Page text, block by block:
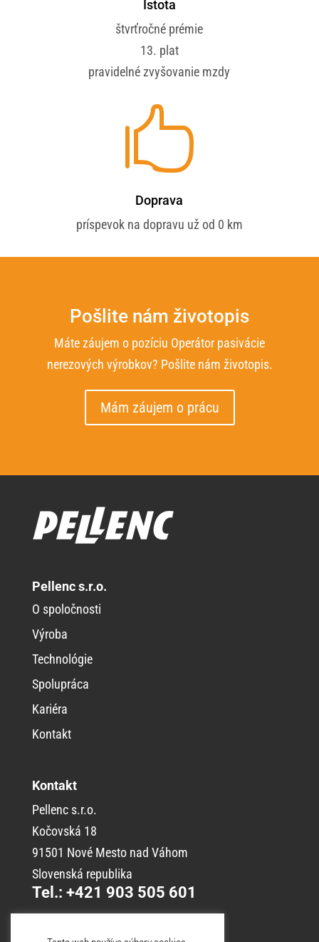
Istota
štvrťročné prémie
13. plat
pravidelné zvyšovanie mzdy

Doprava
príspevok na dopravu už od 0 km
Pošlite nám životopis
Máte záujem o pozíciu Operátor pasivácie
nerezových výrobkov? Pošlite nám životopis.
Mám záujem o prácu
Pellenc s.r.o.
O spoločnosti
Výroba
Technológie
Spolupráca
Kariéra
Kontakt
Kontakt
Pellenc s.r.o.
Kočovská 18
91501 Nové Mesto nad Váhom
Slovenská republika
Tel.: +421 903 505 601